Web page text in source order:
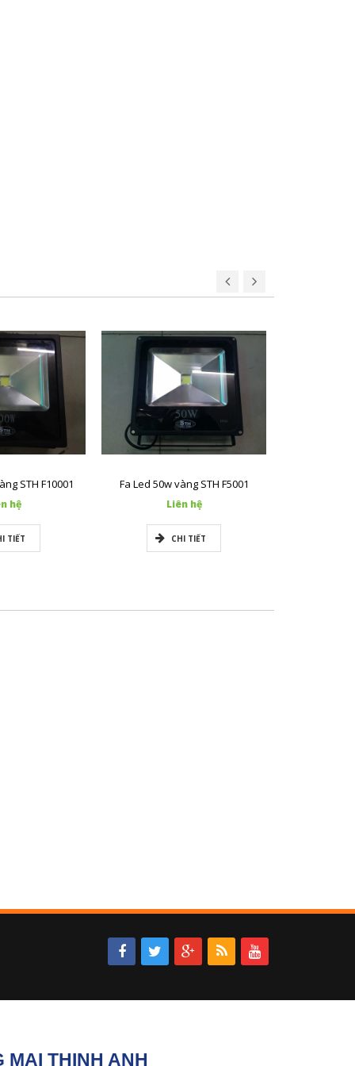
STH F10001
hệ
TIẾT
Fa Led 50w vàng STH F5001
Liên hệ
CHI TIẾT
THỊNH ANH